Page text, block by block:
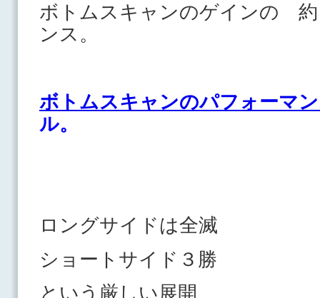
ボトムスキャンのゲインの
ンス。
ボトムスキャンのパフォーマ
ル。
ロングサイドは全滅
ショートサイド３勝
という厳しい展開